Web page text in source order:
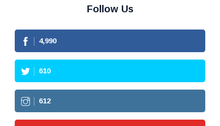
Follow Us
4,990
610
612